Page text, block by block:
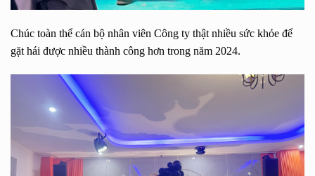
Chúc toàn thể cán bộ nhân viên Công ty thật nhiều sức khỏe để
gặt hái được nhiều thành công hơn trong năm 2024.